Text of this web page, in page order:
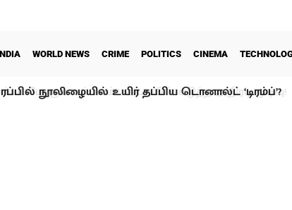
WORLD NEWS CRIME POLITICS CINEMA
நூலிழையில் உயிர் தப்பிய டொனால்ட் ‘டிரம்ப்’?